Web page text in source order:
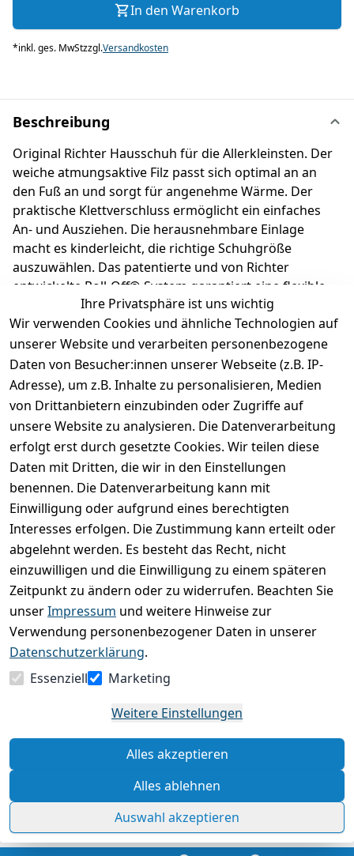
In den Warenkorb
*inkl. ges. MwStzzgl.Versandkosten
Beschreibung
Original Richter Hausschuh für die Allerkleinsten. Der
weiche atmungsaktive Filz passt sich optimal an an
den Fuß an und sorgt für angenehme Wärme. Der
praktische Klettverschluss ermöglicht ein einfaches
An- und Ausziehen. Die herausnehmbare Einlage
macht es kinderleicht, die richtige Schuhgröße
auszuwählen. Das patentierte und von Richter
entwickelte Roll-Off®-System garantiert eine flexible
Sohle, die das natürliche Wachstum der Füße
unterstützt. Richter Kinderschuhe - Kids shoes since
1893.
Produktdetails
Kundenrezensionen
Durchschnittliche Bewertung
0
Basierend auf 0 Bewertung(en)
Bewertung abgeben
5
( 0 )
4
( 0 )
3
( 0 )
2
( 0 )
1
Artikel abgegeben
Rechtliche Hinweise – Klicken Sie hier für weitere
Ihre Privatsphäre ist uns wichtig
Wir verwenden Cookies und ähnliche Technologien auf
unserer Website und verarbeiten personenbezogene
Daten von Besucher:innen unserer Webseite (z.B. IP-
Adresse), um z.B. Inhalte zu personalisieren, Medien
von Drittanbietern einzubinden oder Zugriffe auf
unsere Website zu analysieren. Die Datenverarbeitung
erfolgt erst durch gesetzte Cookies. Wir teilen diese
Daten mit Dritten, die wir in den Einstellungen
benennen. Die Datenverarbeitung kann mit
Einwilligung oder aufgrund eines berechtigten
Interesses erfolgen. Die Zustimmung kann erteilt oder
abgelehnt werden. Es besteht das Recht, nicht
einzuwilligen und die Einwilligung zu einem späteren
Zeitpunkt zu ändern oder zu widerrufen. Beachten Sie
unserImpressum und weitere Hinweise zur
Verwendung personenbezogener Daten in unserer
Datenschutzerklärung.
Essenziell
Marketing
Weitere Einstellungen
Alles akzeptieren
Alles ablehnen
Auswahl akzeptieren